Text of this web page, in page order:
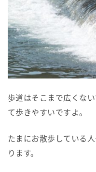
歩道はそこまで広くな
て歩きやすいですよ。
たまにお散歩している
ります。